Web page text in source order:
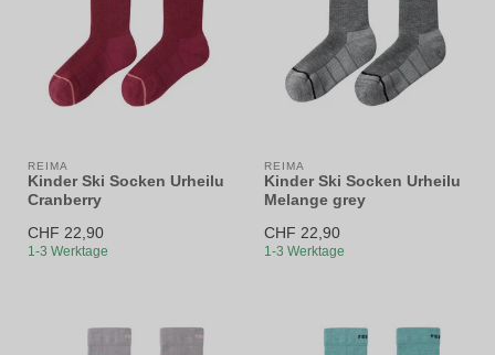
REIMA
Kinder Ski Socken Urheilu
Cranberry
CHF 22,90
1-3 Werktage
REIMA
Kinder Ski Socken Urheilu
Melange grey
CHF 22,90
1-3 Werktage